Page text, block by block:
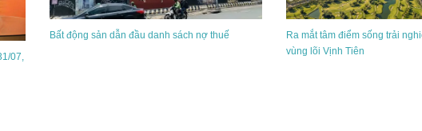
07,
Bất động sản dẫn đầu danh sách nợ thuế
Ra mắt tâm điểm sống trải
vùng lõi Vịnh Tiên